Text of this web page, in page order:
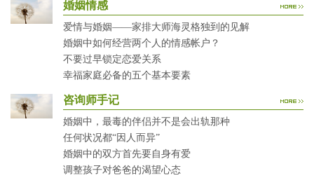
婚姻情感
爱情与婚姻——家排大师海灵格独到的见解
婚姻中如何经营两个人的情感帐户？
不要过早锁定恋爱关系
幸福家庭必备的五个基本要素
咨询师手记
婚姻中，最毒的伴侣并不是会出轨那种
任何状况都“因人而异”
婚姻中的双方首先要自身有爱
调整孩子对爸爸的渴望心态